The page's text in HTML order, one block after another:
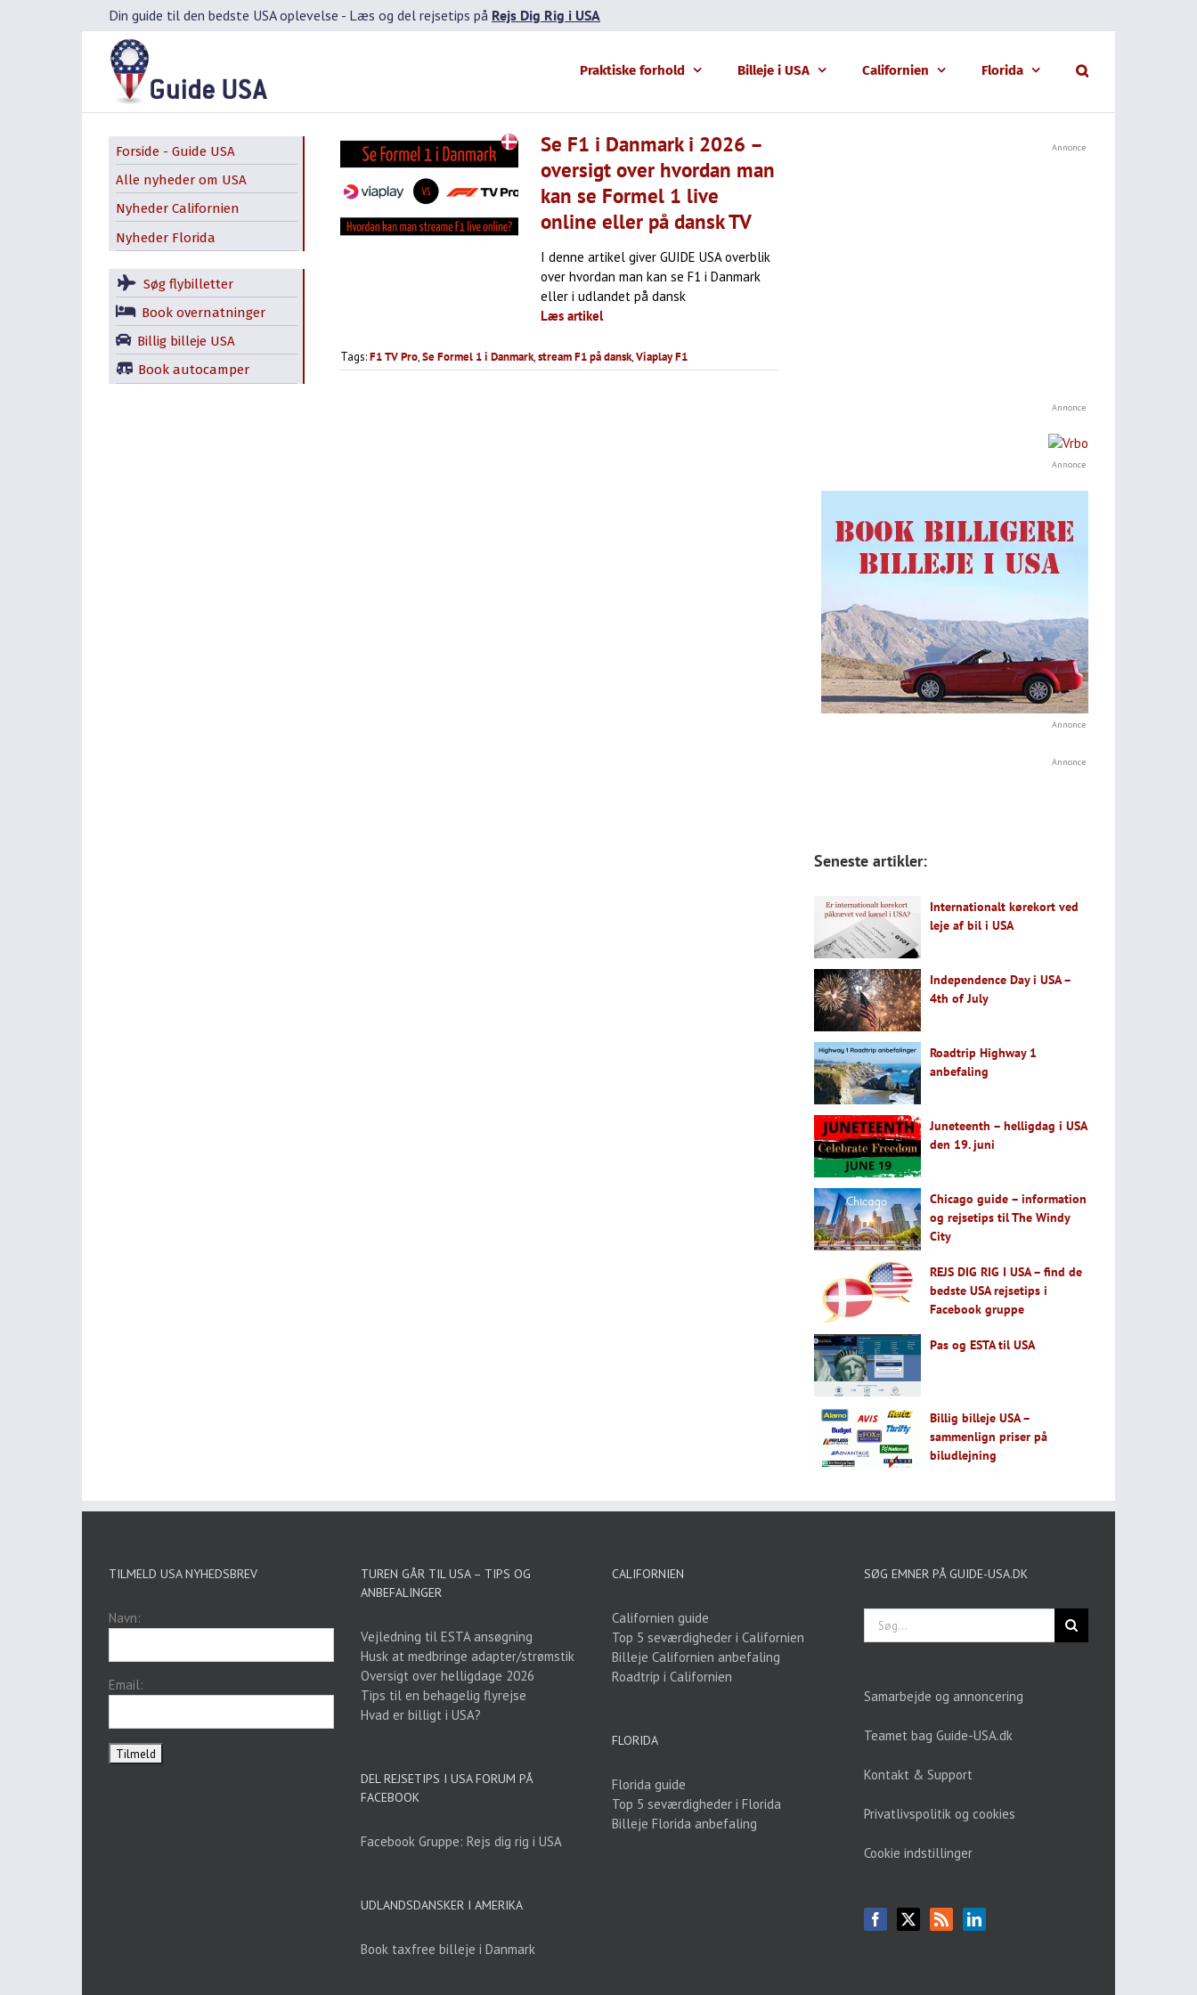
Din guide til den bedste USA oplevelse - Læs og del rejsetips på Rejs Dig Rig i USA
Praktiske forhold Billeje i USA Californien Florida
Se F1 i Danmark i 2026 –
oversigt over hvordan man
kan se Formel 1 live
online eller på dansk TV
I denne artikel giver GUIDE USA overblik
over hvordan man kan se F1 i Danmark
eller i udlandet på dansk
Læs artikel
Tags:F1 TV Pro,Se Formel 1 i Danmark,stream F1 på dansk,Viaplay F1
Forside - Guide USA
Alle nyheder om USA
Nyheder Californien
Nyheder Florida
Søg flybilletter
Book overnatninger
Billig billeje USA
Book autocamper
Annonce
Annonce
Annonce
Annonce
Annonce
Seneste artikler:
Internationalt kørekort ved
leje af bil i USA
Independence Day i USA –
4th of July
Roadtrip Highway 1
anbefaling
Juneteenth – helligdag i USA
den 19. juni
Chicago guide – information
og rejsetips til The Windy
City
REJS DIG RIG I USA – find de
bedste USA rejsetips i
Facebook gruppe
Pas og ESTA til USA
Billig billeje USA –
sammenlign priser på
biludlejning
TILMELD USA NYHEDSBREV
Navn:
Email:
TUREN GÅR TIL USA – TIPS OG
ANBEFALINGER
Vejledning til ESTA ansøgning
Husk at medbringe adapter/strømstik
Oversigt over helligdage 2026
Tips til en behagelig flyrejse
Hvad er billigt i USA?
DEL REJSETIPS I USA FORUM PÅ
FACEBOOK
Facebook Gruppe: Rejs dig rig i USA
UDLANDSDANSKER I AMERIKA
Book taxfree billeje i Danmark
CALIFORNIEN
Californien guide
Top 5 seværdigheder i Californien
Billeje Californien anbefaling
Roadtrip i Californien
FLORIDA
Florida guide
Top 5 seværdigheder i Florida
Billeje Florida anbefaling
SØG EMNER PÅ GUIDE-USA.DK
Søg
efter:
Samarbejde og annoncering
Teamet bag Guide-USA.dk
Kontakt & Support
Privatlivspolitik og cookies
Cookie indstillinger